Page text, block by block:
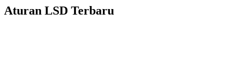
Aturan LSD Terbaru